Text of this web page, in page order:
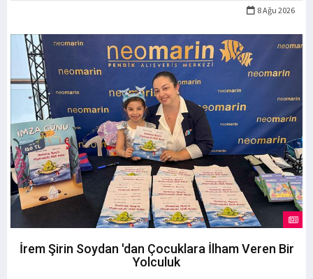
8 Ağu 2026
İrem Şirin Soydan 'dan Çocuklara İlham Veren Bir
Yolculuk